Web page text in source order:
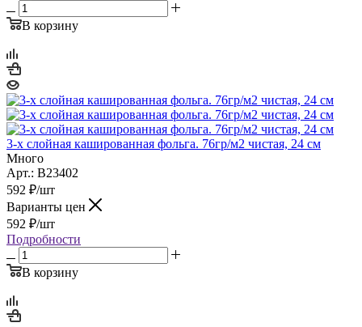
В корзину
3-х слойная кашированная фольга. 76гр/м2 чистая, 24 см
Много
Арт.: B23402
592 ₽/шт
Варианты цен
592 ₽/шт
Подробности
В корзину